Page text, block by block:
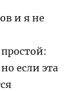
и я не
если эта